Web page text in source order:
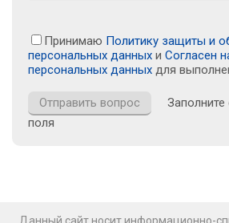
Принимаю Политику защиты и
персональных данных и Согласен
персональных данных для
Заполните
поля
Данный сайт носит информационно-